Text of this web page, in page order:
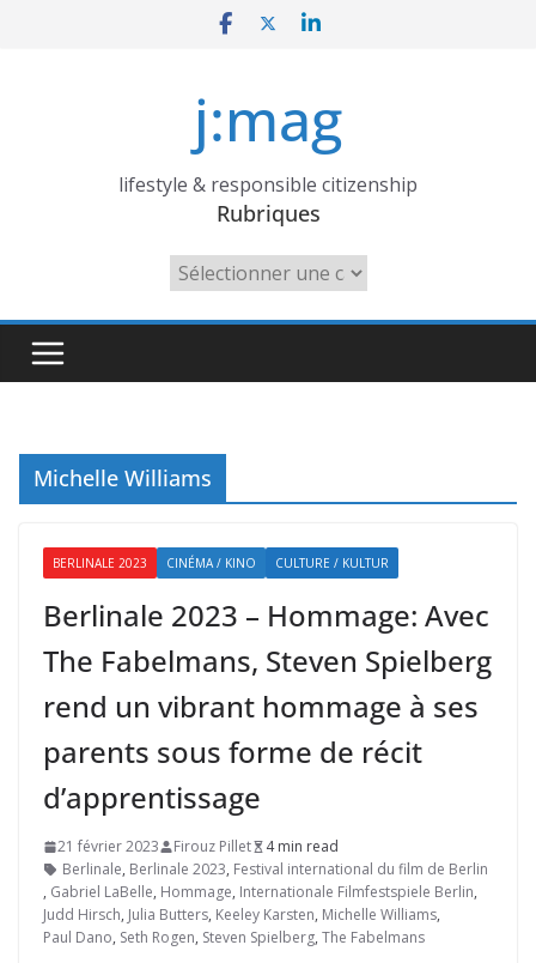
j:mag
lifestyle & responsible citizenship
Rubriques
Rubriques
Michelle Williams
BERLINALE 2023 CINÉMA / KINO CULTURE / KULTUR
Berlinale 2023 – Hommage: Avec
The Fabelmans, Steven Spielberg
rend un vibrant hommage à ses
parents sous forme de récit
d’apprentissage
21 février 2023 Firouz Pillet
4 min read
Berlinale, Berlinale 2023, Festival international du film de Berlin
, Gabriel LaBelle, Hommage, Internationale Filmfestspiele Berlin,
Judd Hirsch, Julia Butters, Keeley Karsten, Michelle Williams,
Paul Dano, Seth Rogen, Steven Spielberg, The Fabelmans